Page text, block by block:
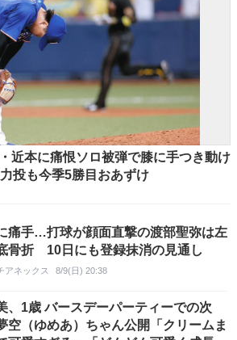
近本に痛恨ソロ被弾で膝に手つき動け
投も今季5勝目おあずけ
痛手…打球が顔面直撃の渡部聖弥は左
骨折 10日にも登録抹消の見通し
アネックス 8/9(日) 20:38
、1歳 バースデーパーティーでの次
空（ゆめあ）ちゃん公開「クリームま